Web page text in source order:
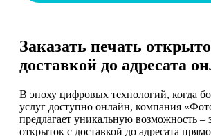
Заказать печать
доставкой до адресата
В эпоху цифровых технологий, когда
услуг доступно онлайн, компания
предлагает уникальную возможность –
открыток с доставкой до адресата